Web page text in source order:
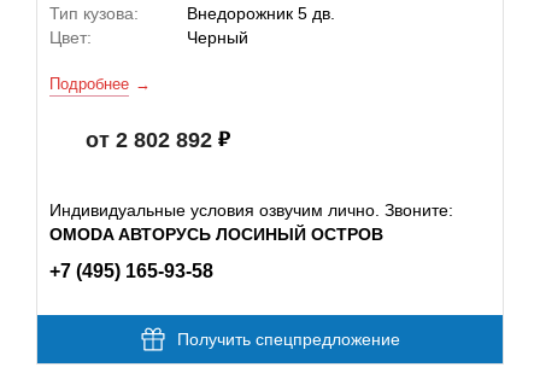
Тип кузова:
Внедорожник 5 дв.
Цвет:
Черный
Подробнее
от 2 802 892
Индивидуальные условия озвучим лично. Звоните:
OMODA АВТОРУСЬ ЛОСИНЫЙ ОСТРОВ
+7 (495) 165-93-58
Получить спецпредложение